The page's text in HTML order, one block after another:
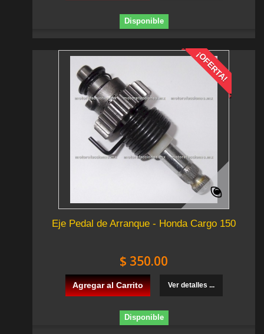
Disponible
¡OFERTA!
Eje Pedal de Arranque - Honda Cargo 150
$ 350.00
Agregar al Carrito Ver detalles ...
Disponible